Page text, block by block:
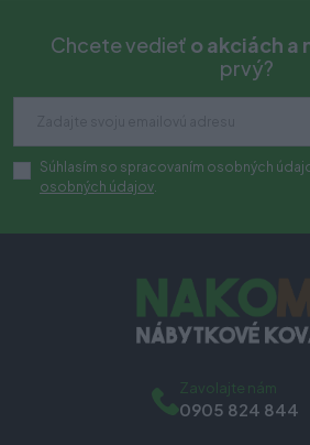
Chcete vedieť o akciách a
prvý?
Súhlasím so spracovaním osobných
osobných údajov.
Zavolajte nám
0905 824 844